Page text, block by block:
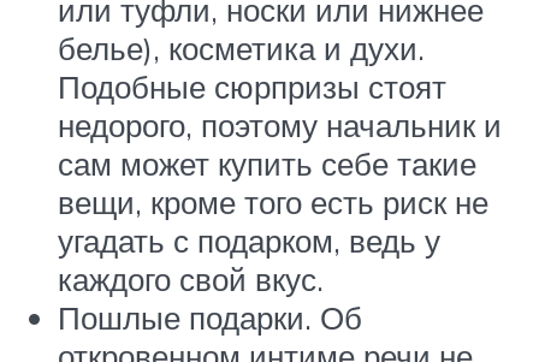
или туфли, носки или нижнее
белье), косметика и духи.
Подобные сюрпризы стоят
недорого, поэтому начальник и
сам может купить себе такие
вещи, кроме того есть риск не
угадать с подарком, ведь у
каждого свой вкус.
Пошлые подарки. Об